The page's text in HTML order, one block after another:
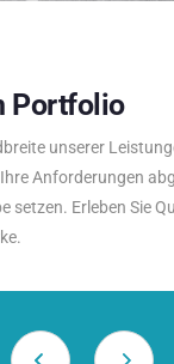
Portfolio
unserer
Anforderungen
setzen. Erleben Sie